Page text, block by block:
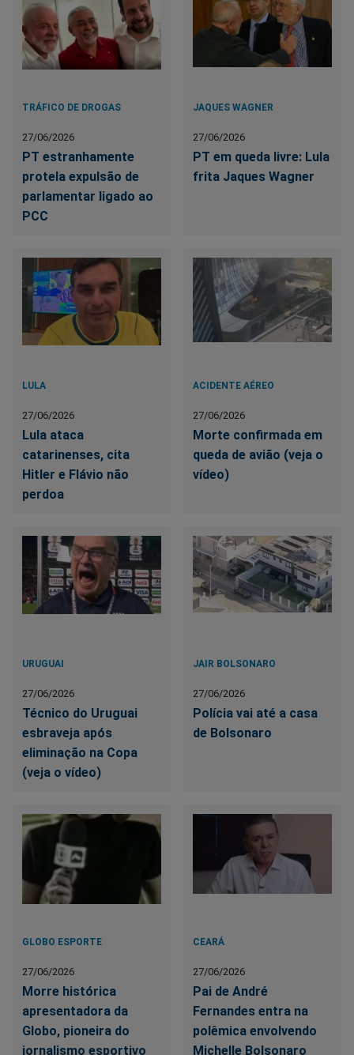
TRÁFICO DE DROGAS
27/06/2026
PT estranhamente
protela expulsão de
parlamentar ligado ao
PCC
JAQUES WAGNER
27/06/2026
PT em queda livre: Lula
frita Jaques Wagner
LULA
27/06/2026
Lula ataca
catarinenses, cita
Hitler e Flávio não
perdoa
ACIDENTE AÉREO
27/06/2026
Morte confirmada em
queda de avião (veja o
vídeo)
URUGUAI
27/06/2026
Técnico do Uruguai
esbraveja após
eliminação na Copa
(veja o vídeo)
JAIR BOLSONARO
27/06/2026
Polícia vai até a casa
de Bolsonaro
GLOBO ESPORTE
27/06/2026
Morre histórica
apresentadora da
Globo, pioneira do
jornalismo esportivo
CEARÁ
27/06/2026
Pai de André
Fernandes entra na
polêmica envolvendo
Michelle Bolsonaro